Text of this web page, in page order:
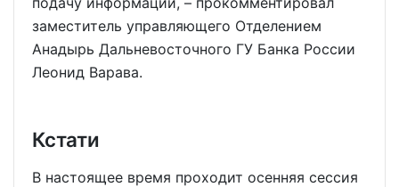
заместитель управляющего Отделением
Анадырь Дальневосточного ГУ Банка России
Леонид Варава.
Кстати
В настоящее время проходит осенняя сессия